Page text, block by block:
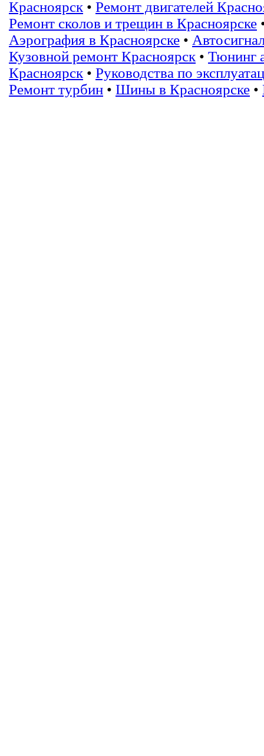
Красноярск • Ремонт двигателей
Ремонт сколов и трещин в Красноярске
Аэрография в Красноярске •
Кузовной ремонт Красноярск • Тюнинг
Красноярск • Руководства по
Ремонт турбин • Шины в Красноярске •